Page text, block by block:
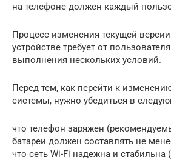
на телефоне должен каждый
Процесс изменения текущей
устройстве требует от
выполнения нескольких условий.
Перед тем, как перейти к
системы, нужно убедиться в
что телефон заряжен
батареи должен составлять не
что сеть Wi-Fi надежна и